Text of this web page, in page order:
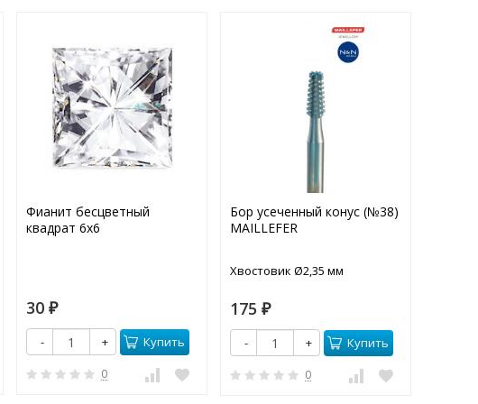
Фианит бесцветный
квадрат 6х6
30 ₽
- + Купить
0
Бор усеченный конус (№38)
MAILLEFER
Хвостовик Ø2,35 мм
175 ₽
- + Купить
0